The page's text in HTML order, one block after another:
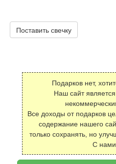
Поставить свечку
Подарков нет,
Наш сайт
Все доходы от подарков
содержание нашего
только сохранять, но
С